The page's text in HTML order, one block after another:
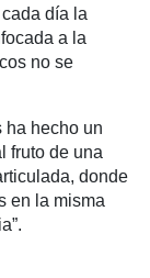
día la
a la
no se
ha hecho un
fruto de una
donde
en la misma